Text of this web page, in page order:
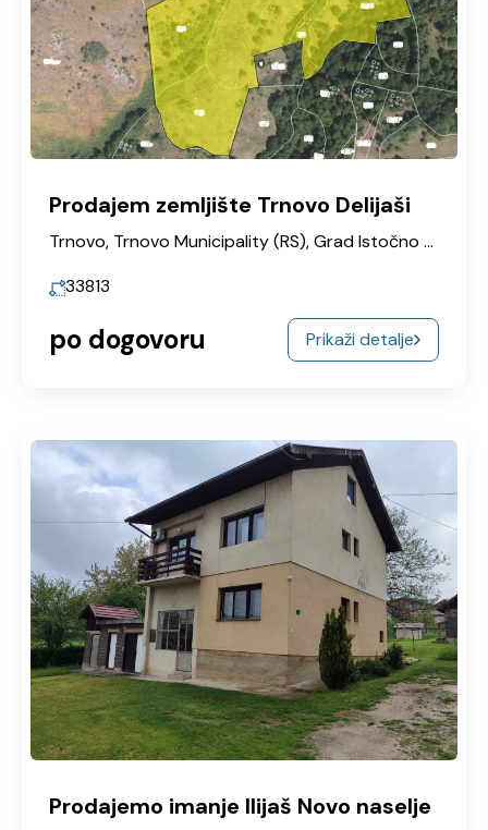
Prodajem zemljište Trnovo Delijaši
Trnovo, Trnovo Municipality (RS), Grad Istočno Sarajevo, Republika Srpska, 71220, Bosna i Hercegovina
33813
po dogovoru Prikaži detalje
Prodajemo imanje Ilijaš Novo naselje